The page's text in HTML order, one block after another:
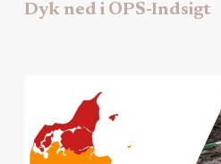
Dyk ned i OPS-Indsigt